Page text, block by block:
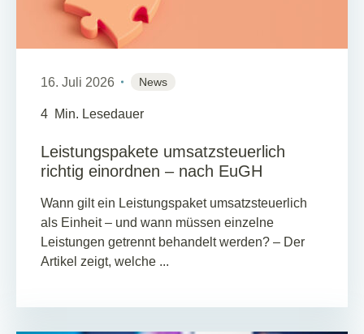
16. Juli 2026 News
4 Min. Lesedauer
Leistungspakete umsatzsteuerlich
richtig einordnen – nach EuGH
Wann gilt ein Leistungspaket umsatzsteuerlich
als Einheit – und wann müssen einzelne
Leistungen getrennt behandelt werden? – Der
Artikel zeigt, welche ...